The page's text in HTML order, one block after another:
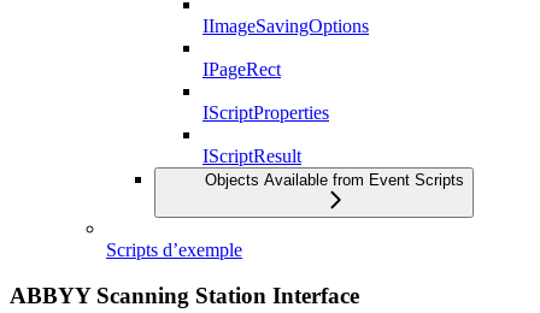
IImageSavingOptions
IPageRect
IScriptProperties
IScriptResult
Objects Available from Event Scripts
Scripts d’exemple
ABBYY Scanning Station Interface